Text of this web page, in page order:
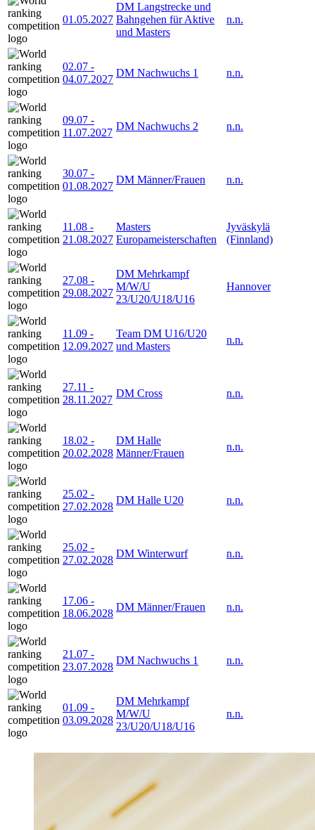
01.05.2027
DM Langstrecke und
Bahngehen für Aktive
und Masters
n.n.
02.07 -
04.07.2027
DM Nachwuchs 1 n.n.
09.07 -
11.07.2027
DM Nachwuchs 2 n.n.
30.07 -
01.08.2027
DM Männer/Frauen n.n.
11.08 -
21.08.2027
Masters
Europameisterschaften
Jyväskylä
(Finnland)
27.08 -
29.08.2027
DM Mehrkampf
M/W/U
23/U20/U18/U16
Hannover
11.09 -
12.09.2027
Team DM U16/U20
und Masters
n.n.
27.11 -
28.11.2027
DM Cross n.n.
18.02 -
20.02.2028
DM Halle
Männer/Frauen
n.n.
25.02 -
27.02.2028
DM Halle U20 n.n.
25.02 -
27.02.2028
DM Winterwurf n.n.
17.06 -
18.06.2028
DM Männer/Frauen n.n.
21.07 -
23.07.2028
DM Nachwuchs 1 n.n.
01.09 -
03.09.2028
DM Mehrkampf
M/W/U
23/U20/U18/U16
n.n.